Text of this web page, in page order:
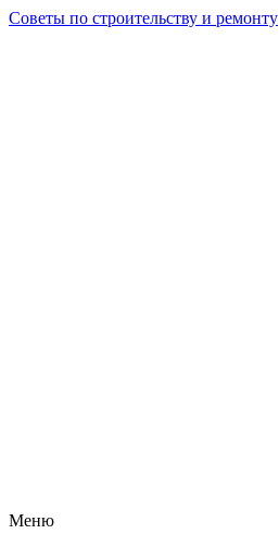
Советы по строительству и ремонту
Меню